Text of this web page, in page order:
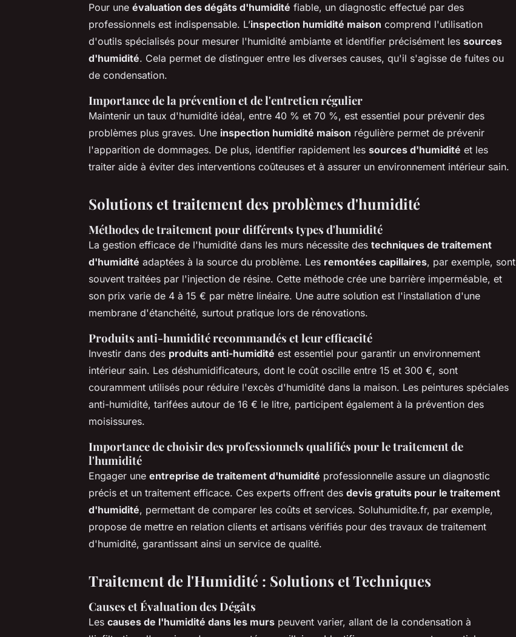
Pour une évaluation des dégâts d'humidité fiable, un diagnostic effectué par des
professionnels est indispensable. L’inspection humidité maison comprend l'utilisation
d'outils spécialisés pour mesurer l'humidité ambiante et identifier précisément les sources
d'humidité. Cela permet de distinguer entre les diverses causes, qu'il s'agisse de fuites ou
de condensation.
Importance de la prévention et de l'entretien régulier
Maintenir un taux d'humidité idéal, entre 40 % et 70 %, est essentiel pour prévenir des
problèmes plus graves. Une inspection humidité maison régulière permet de prévenir
l'apparition de dommages. De plus, identifier rapidement les sources d'humidité et les
traiter aide à éviter des interventions coûteuses et à assurer un environnement intérieur sain.
Solutions et traitement des problèmes d'humidité
Méthodes de traitement pour différents types d'humidité
La gestion efficace de l'humidité dans les murs nécessite des techniques de traitement
d'humidité adaptées à la source du problème. Les remontées capillaires, par exemple, sont
souvent traitées par l'injection de résine. Cette méthode crée une barrière imperméable, et
son prix varie de 4 à 15 € par mètre linéaire. Une autre solution est l'installation d'une
membrane d'étanchéité, surtout pratique lors de rénovations.
Produits anti-humidité recommandés et leur efficacité
Investir dans des produits anti-humidité est essentiel pour garantir un environnement
intérieur sain. Les déshumidificateurs, dont le coût oscille entre 15 et 300 €, sont
couramment utilisés pour réduire l'excès d'humidité dans la maison. Les peintures spéciales
anti-humidité, tarifées autour de 16 € le litre, participent également à la prévention des
moisissures.
Importance de choisir des professionnels qualifiés pour le traitement de
l'humidité
Engager une entreprise de traitement d'humidité professionnelle assure un diagnostic
précis et un traitement efficace. Ces experts offrent des devis gratuits pour le traitement
d'humidité, permettant de comparer les coûts et services. Soluhumidite.fr, par exemple,
propose de mettre en relation clients et artisans vérifiés pour des travaux de traitement
d'humidité, garantissant ainsi un service de qualité.
Traitement de l'Humidité : Solutions et Techniques
Causes et Évaluation des Dégâts
Les causes de l'humidité dans les murs peuvent varier, allant de la condensation à